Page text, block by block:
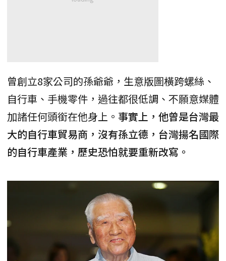
曾創立8家公司的孫爺爺，生意版圖橫跨螺絲、
自行車、手機零件，過往都很低調、不願意媒體
加諸任何頭銜在他身上。 事實上，他曾是台灣最
大的自行車貿易商，沒有孫立德，台灣揚名國際
的自行車產業，歷史恐怕就要重新改寫。